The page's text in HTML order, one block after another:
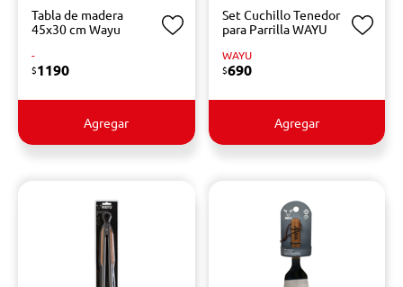
Tabla de madera
45x30 cm Wayu
-
$1190
Agregar
Set Cuchillo Tenedor
para Parrilla WAYU
WAYU
$690
Agregar